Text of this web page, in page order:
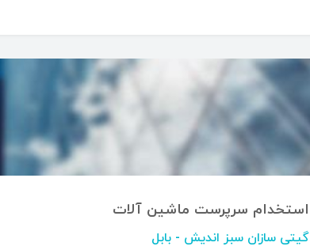
استخدام سرپرست ماشین آلات
گیتی سازان سبز اندیش - بابل